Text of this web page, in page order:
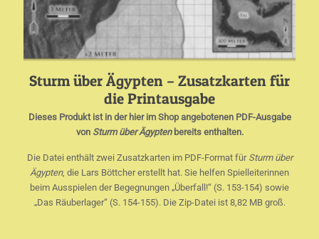
Sturm über Ägypten – Zusatzkarten für
die Printausgabe
Dieses Produkt ist in der hier im Shop angebotenen PDF-Ausgabe
von Sturm über Ägyptenbereits enthalten.
Die Datei enthält zwei Zusatzkarten im PDF-Format für Sturm über
Ägypten, die Lars Böttcher erstellt hat. Sie helfen Spielleiterinnen
beim Ausspielen der Begegnungen „Überfall!“ (S. 153-154) sowie
„Das Räuberlager“ (S. 154-155). Die Zip-Datei ist 8,82 MB groß.